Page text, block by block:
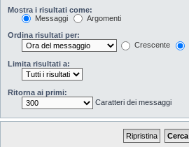
Mostra i risultati come:
Messaggi
Argomenti
Ordina risultati per:
Crescente
Limita risultati a:
Ritorna ai primi:
Caratteri dei messaggi